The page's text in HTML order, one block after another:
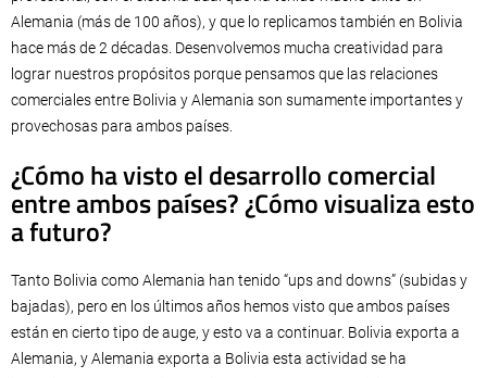
Alemania (más de 100 años), y que lo replicamos también en Bolivia
hace más de 2 décadas. Desenvolvemos mucha creatividad para
lograr nuestros propósitos porque pensamos que las relaciones
comerciales entre Bolivia y Alemania son sumamente importantes y
provechosas para ambos países.
¿Cómo ha visto el desarrollo comercial
entre ambos países? ¿Cómo visualiza esto
a futuro?
Tanto Bolivia como Alemania han tenido “ups and downs” (subidas y
bajadas), pero en los últimos años hemos visto que ambos países
están en cierto tipo de auge, y esto va a continuar. Bolivia exporta a
Alemania, y Alemania exporta a Bolivia esta actividad se ha